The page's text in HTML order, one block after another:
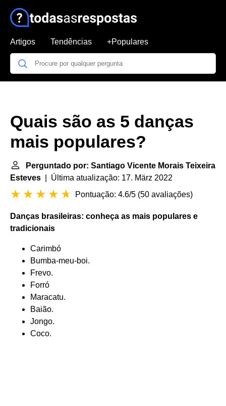
Artigos Tendências +Populares
Quais são as 5 danças
mais populares?
Perguntado por: Santiago Vicente Morais Teixeira
Esteves | Última atualização: 17. März 2022
Pontuação: 4.6/5 (50 avaliações)
Danças brasileiras: conheça as mais populares e
tradicionais
Carimbó
Bumba-meu-boi.
Frevo.
Forró
Maracatu.
Baião.
Jongo.
Coco.